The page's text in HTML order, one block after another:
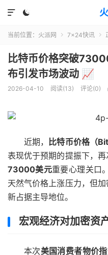


当前位置： 火派网  7×24快讯 
比特币价格突破
布引发市场波动 📈
2026-04-10 阅读(13) 评论(0)
近期， 比特币价格（
表现优于预期的提振下，
73000美元重要心理关口
天然气价格上涨压力，但
新占据主导地位。
宏观经济对加密资
本次美国消费者物价